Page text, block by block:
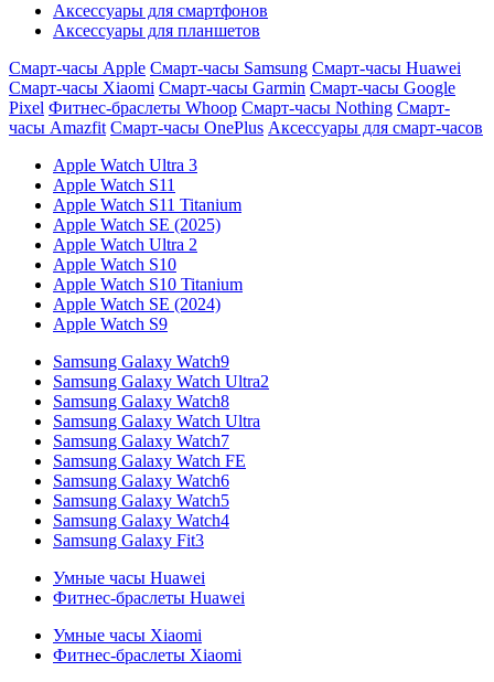
Аксессуары для смартфонов
Аксессуары для планшетов
Смарт-часы Apple Смарт-часы Samsung Смарт-часы Huawei
Смарт-часы Xiaomi Смарт-часы Garmin Смарт-часы Google
Pixel Фитнес-браслеты Whoop Смарт-часы Nothing Смарт-
часы Amazfit Смарт-часы OnePlus Аксессуары для смарт-часов
Apple Watch Ultra 3
Apple Watch S11
Apple Watch S11 Titanium
Apple Watch SE (2025)
Apple Watch Ultra 2
Apple Watch S10
Apple Watch S10 Titanium
Apple Watch SE (2024)
Apple Watch S9
Samsung Galaxy Watch9
Samsung Galaxy Watch Ultra2
Samsung Galaxy Watch8
Samsung Galaxy Watch Ultra
Samsung Galaxy Watch7
Samsung Galaxy Watch FE
Samsung Galaxy Watch6
Samsung Galaxy Watch5
Samsung Galaxy Watch4
Samsung Galaxy Fit3
Умные часы Huawei
Фитнес-браслеты Huawei
Умные часы Xiaomi
Фитнес-браслеты Xiaomi